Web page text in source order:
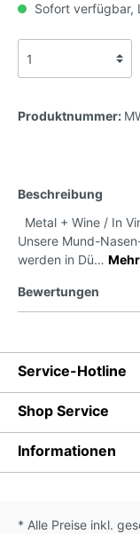
Sofort verfügbar,
Produktnummer:
Beschreibung
Metal + Wine / In
Unsere Mund-
werden in Dü… Mehr
Bewertungen
Service-Hotline
Shop Service
Informationen
* Alle Preise inkl.